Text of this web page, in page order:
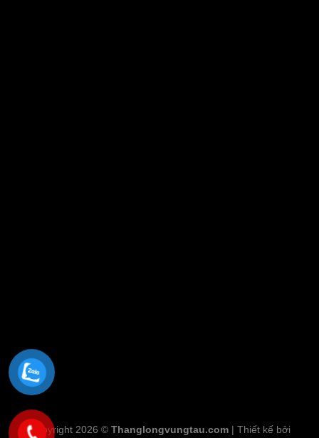
Copyright 2026 © Thanglongvungtau.com| Thiết kế bởi